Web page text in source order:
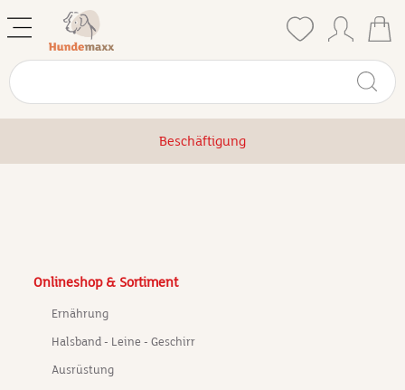
Beschäftigung
Onlineshop & Sortiment
Ernährung
Halsband - Leine - Geschirr
Ausrüstung